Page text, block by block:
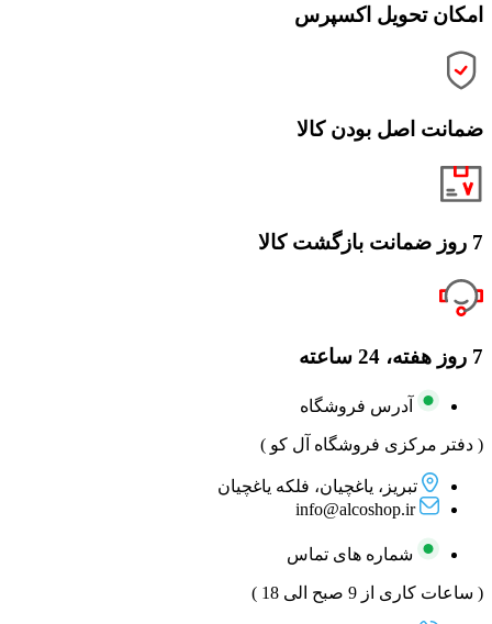
امکان تحویل اکسپرس
ضمانت اصل بودن کالا
7 روز ضمانت بازگشت کالا
7 روز هفته، 24 ساعته
آدرس فروشگاه
( دفتر مرکزی فروشگاه آل کو )
تبریز، یاغچیان، فلکه یاغچیان
info@alcoshop.ir
شماره های تماس
( ساعات کاری از 9 صبح الی 18 )